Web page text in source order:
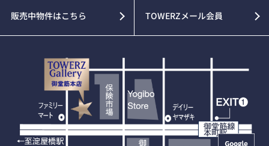
販売中物件はこちら TOWERZメール会員